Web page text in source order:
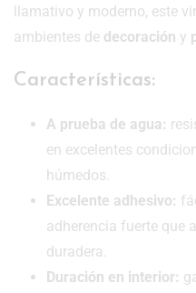
llamativo y moderno, este
ambientes de decoración y
Características:
A prueba de agua:
en excelentes
húmedos.
Excelente adhesivo:
adherencia fuerte que
duradera.
Duración en interior: